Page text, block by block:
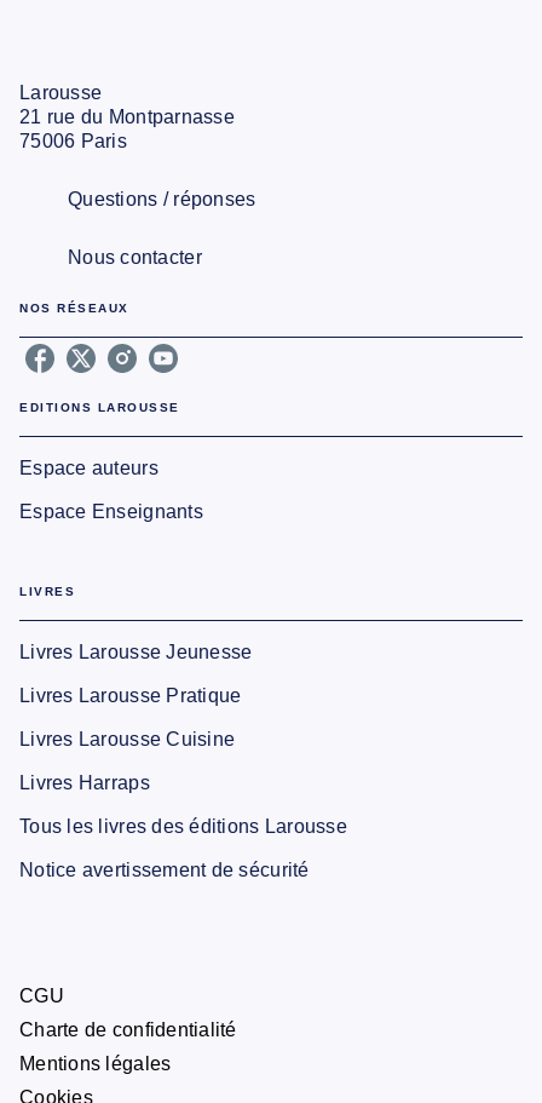
Larousse
21 rue du Montparnasse
75006 Paris
Questions / réponses
Nous contacter
NOS RÉSEAUX
EDITIONS LAROUSSE
Espace auteurs
Espace Enseignants
LIVRES
Livres Larousse Jeunesse
Livres Larousse Pratique
Livres Larousse Cuisine
Livres Harraps
Tous les livres des éditions Larousse
Notice avertissement de sécurité
CGU
Charte de confidentialité
Mentions légales
Cookies